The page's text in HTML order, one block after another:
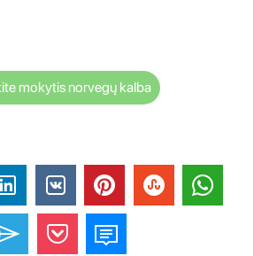
mokytis norvegų kalba